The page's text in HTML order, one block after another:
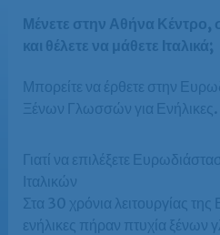
Μένετε στην Αθήνα Κέντρο,
και θέλετε να μάθετε Ιταλικά;
Μπορείτε να έρθετε στην
Ξένων Γλωσσών για Ενήλικες.
Γιατί να επιλέξετε
Ιταλικών
Στα 30 χρόνια λειτουργίας
ενήλικες πήραν πτυχία